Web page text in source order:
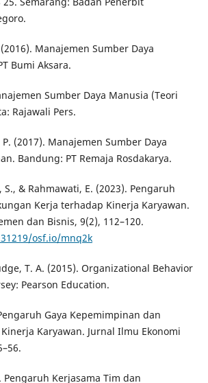
Manajemen Sumber Daya
Bumi Aksara.
Sumber Daya Manusia (Teori
Rajawali Pers.
(2017). Manajemen Sumber Daya
Bandung: PT Remaja Rosdakarya.
& Rahmawati, E. (2023). Pengaruh
Kerja terhadap Kinerja Karyawan.
dan Bisnis, 9(2), 112–120.
osf.io/mnq2k
T. A. (2015). Organizational Behavior
Pearson Education.
Gaya Kepemimpinan dan
Karyawan. Jurnal Ilmu Ekonomi
Pengaruh Kerjasama Tim dan